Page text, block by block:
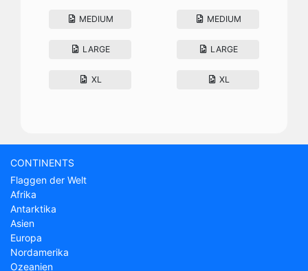
MEDIUM
LARGE
XL
MEDIUM
LARGE
XL
CONTINENTS
Flaggen der Welt
Afrika
Antarktika
Asien
Europa
Nordamerika
Ozeanien